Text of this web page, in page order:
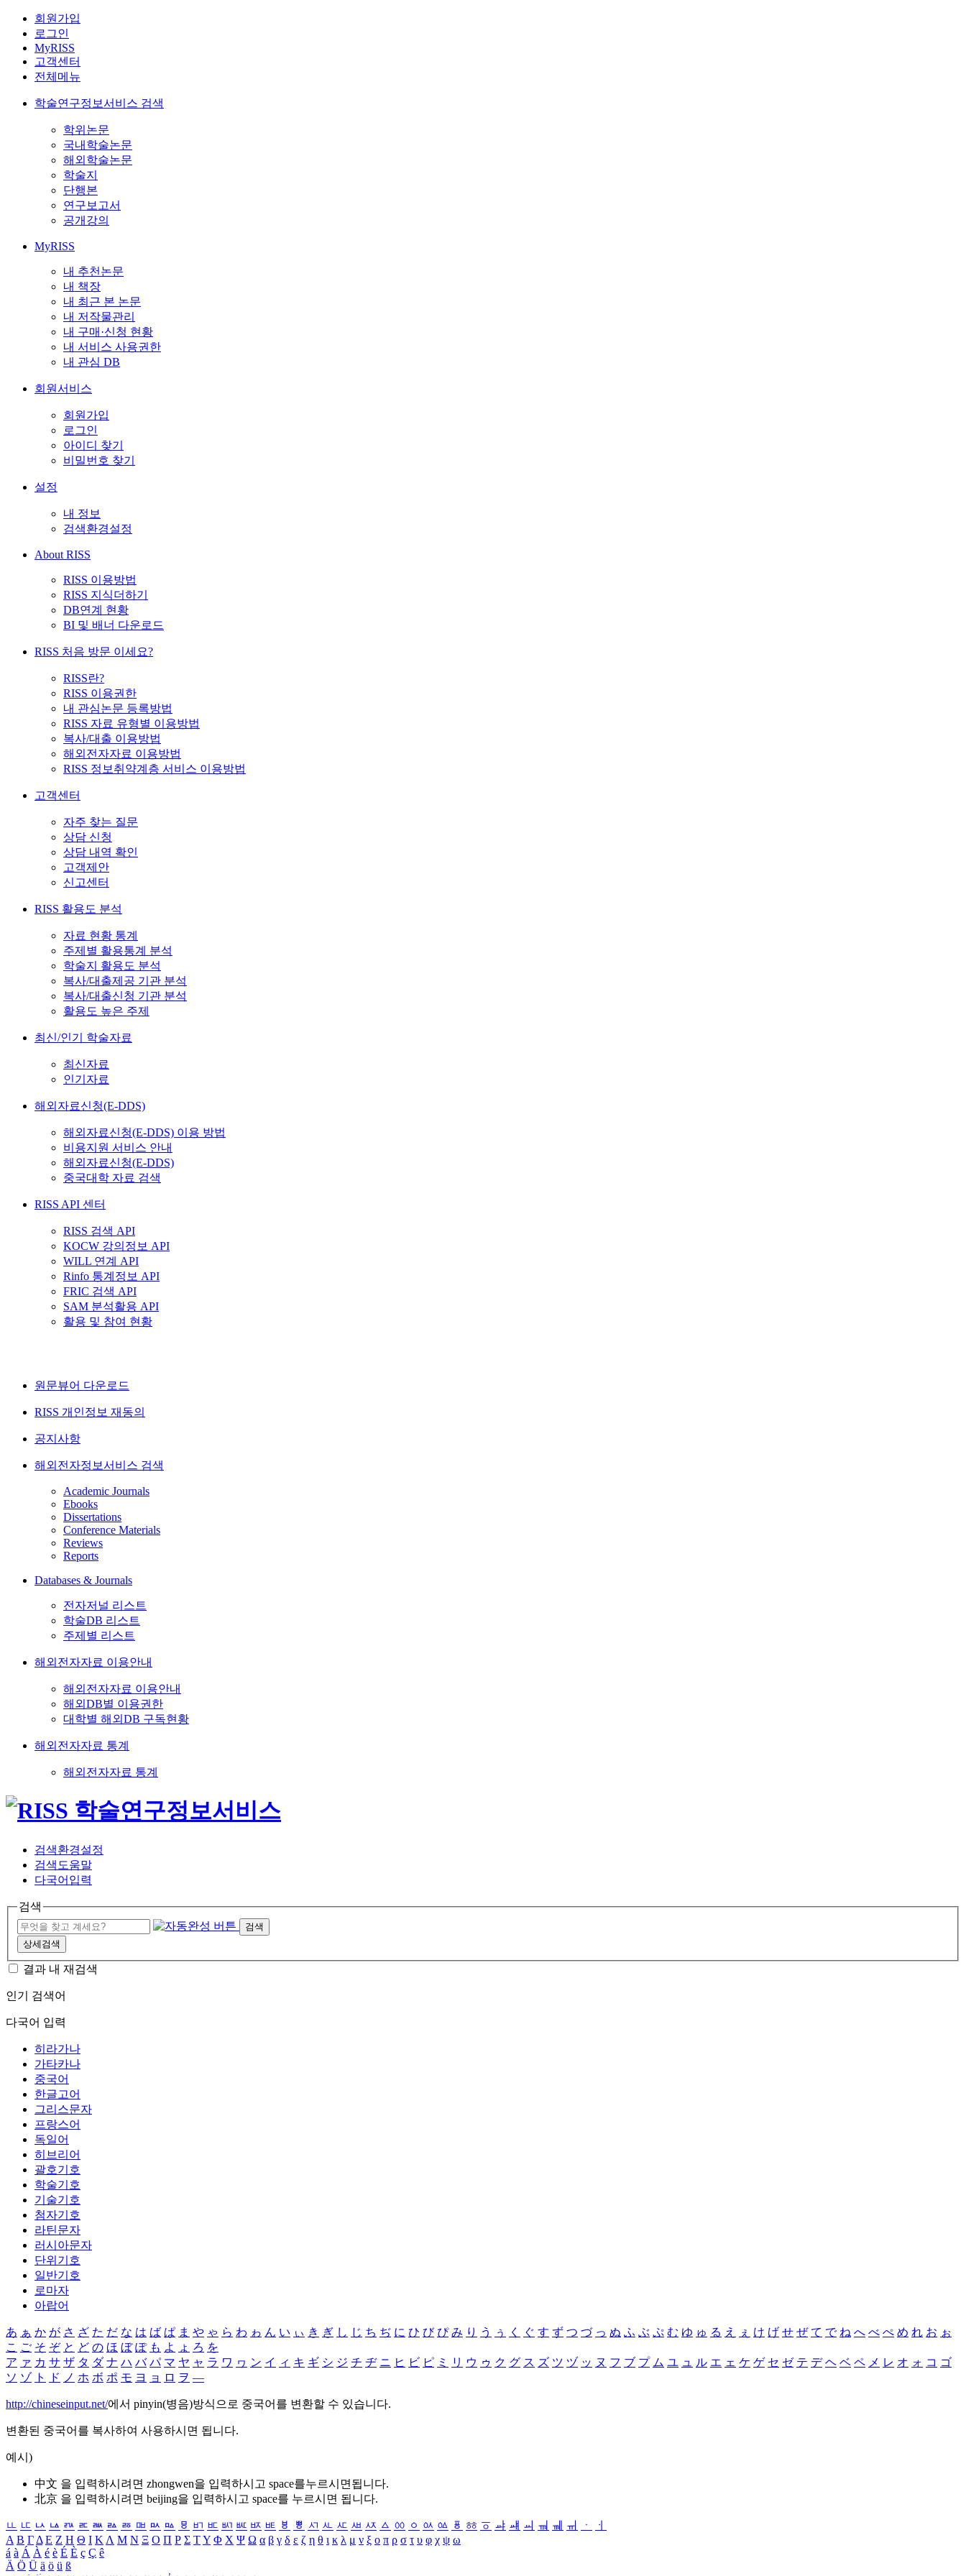
회원가입
로그인
MyRISS
고객센터
전체메뉴
학술연구정보서비스 검색
학위논문
국내학술논문
해외학술논문
학술지
단행본
연구보고서
공개강의
MyRISS
내 추천논문
내 책장
내 최근 본 논문
내 저작물관리
내 구매·신청 현황
내 서비스 사용권한
내 관심 DB
회원서비스
회원가입
로그인
아이디 찾기
비밀번호 찾기
설정
내 정보
검색환경설정
About RISS
RISS 이용방법
RISS 지식더하기
DB연계 현황
BI 및 배너 다운로드
RISS 처음 방문 이세요?
RISS란?
RISS 이용권한
내 관심논문 등록방법
RISS 자료 유형별 이용방법
복사/대출 이용방법
해외전자자료 이용방법
RISS 정보취약계층 서비스 이용방법
고객센터
자주 찾는 질문
상담 신청
상담 내역 확인
고객제안
신고센터
RISS 활용도 분석
자료 현황 통계
주제별 활용통계 분석
학술지 활용도 분석
복사/대출제공 기관 분석
복사/대출신청 기관 분석
활용도 높은 주제
최신/인기 학술자료
최신자료
인기자료
해외자료신청(E-DDS)
해외자료신청(E-DDS) 이용 방법
비용지원 서비스 안내
해외자료신청(E-DDS)
중국대학 자료 검색
RISS API 센터
RISS 검색 API
KOCW 강의정보 API
WILL 연계 API
Rinfo 통계정보 API
FRIC 검색 API
SAM 분석활용 API
활용 및 참여 현황
원문뷰어 다운로드
RISS 개인정보 재동의
공지사항
해외전자정보서비스 검색
Academic Journals
Ebooks
Dissertations
Conference Materials
Reviews
Reports
Databases & Journals
전자저널 리스트
학술DB 리스트
주제별 리스트
해외전자자료 이용안내
해외전자자료 이용안내
해외DB별 이용권한
대학별 해외DB 구독현황
해외전자자료 통계
해외전자자료 통계
검색환경설정
검색도움말
다국어입력
검색
검색
상세검색
결과 내 재검색
인기 검색어
다국어 입력
히라가나
가타카나
중국어
한글고어
그리스문자
프랑스어
독일어
히브리어
괄호기호
학술기호
기술기호
첨자기호
라틴문자
러시아문자
단위기호
일반기호
로마자
아랍어
あ ぁ か が さ ざ た だ な は ば ぱ ま や ゃ ら わ ゎ ん い ぃ き ぎ し じ ち ぢ に ひ び ぴ み り う ぅ く ぐ す ず つ づ っ ぬ ふ ぶ ぷ む ゆ ゅ る え ぇ け げ せ ぜ て で ね へ べ ぺ め れ お ぉ
こ ご そ ぞ と ど の ほ ぼ ぽ も よ ょ ろ を
ア ァ カ サ ザ タ ダ ナ ハ バ パ マ ヤ ャ ラ ワ ヮ ン イ ィ キ ギ シ ジ チ ヂ ニ ヒ ビ ピ ミ リ ウ ゥ ク グ ス ズ ツ ヅ ッ ヌ フ ブ プ ム ユ ュ ル エ ェ ケ ゲ セ ゼ テ デ ヘ ベ ペ メ レ オ ォ コ ゴ
ソ ゾ ト ド ノ ホ ボ ポ モ ヨ ョ ロ ヲ ―
http://chineseinput.net/에서 pinyin(병음)방식으로 중국어를 변환할 수 있습니다.
변환된 중국어를 복사하여 사용하시면 됩니다.
예시)
中文 을 입력하시려면 zhongwen을 입력하시고 space를누르시면됩니다.
北京 을 입력하시려면 beijing을 입력하시고 space를 누르시면 됩니다.
ㅥ ㅦ ㅧ ㅨ ㅩ ㅪ ㅫ ㅬ ㅭ ㅮ ㅯ ㅰ ㅱ ㅲ ㅳ ㅴ ㅵ ㅶ ㅷ ㅸ ㅹ ㅺ ㅻ ㅼ ㅽ ㅾ ㅿ ㆀ ㆁ ㆂ ㆃ ㆄ ㆅ ㆆ ㆇ ㆈ ㆉ ㆊ ㆋ ㆌ ㆍ
ㆎ
Α Β ΓΔ Ε Ζ Η Θ Ι ΚΛ Μ Ν Ξ Ο Π Ρ Σ ΤΥ Φ Χ Ψ Ω α β γ δ ε ζ η θ ι κ λ μ ν ξ ο π ρ σ τ υ φ χ ψ ω
á à Á À é è É È ç Ç ê
Ä Ö Ü ä ö ü ß